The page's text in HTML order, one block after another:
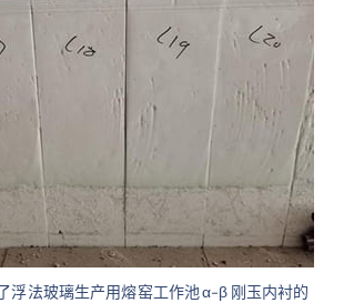
浮法玻璃生产用熔窑工作池 α-β 刚玉内衬的